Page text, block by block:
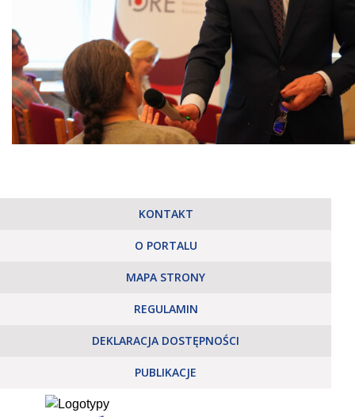
KONTAKT
O PORTALU
MAPA STRONY
REGULAMIN
DEKLARACJA DOSTĘPNOŚCI
PUBLIKACJE